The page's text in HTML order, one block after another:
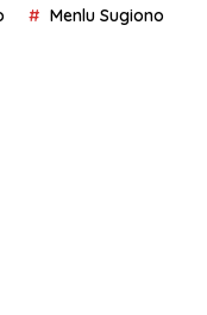
Menlu Sugiono